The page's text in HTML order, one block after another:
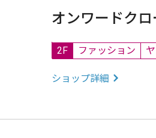
オンワードク
2F ファッション
ショップ詳細